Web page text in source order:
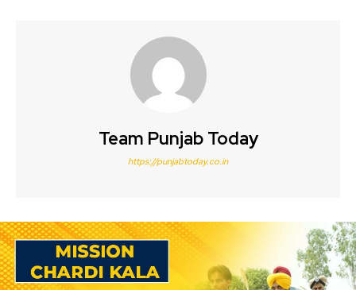
Team Punjab Today
https://punjabtoday.co.in